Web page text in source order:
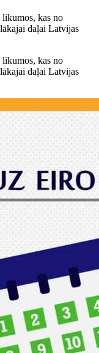
likumos, kas no
daļai Latvijas
likumos, kas no
daļai Latvijas